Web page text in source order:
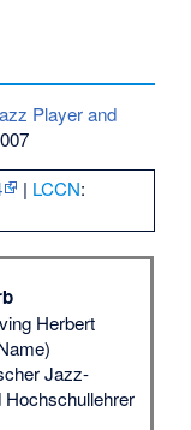
Player and
| LCCN:
Herbert
Jazz-
Hochschullehrer